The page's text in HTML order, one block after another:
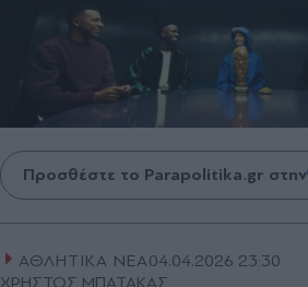
Προσθέστε το Parapolitika.gr στην
ΑΘΛΗΤΙΚΑ ΝΕΑ04.04.2026 23:30
ΧΡΗΣΤΟΣ ΜΠΑΤΑΚΑΣ